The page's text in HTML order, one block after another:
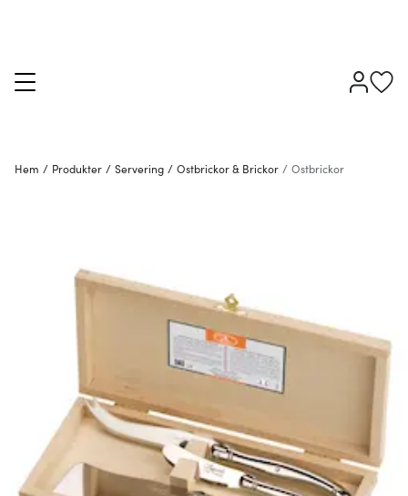
Hem / Produkter / Servering / Ostbrickor & Brickor / Ostbrickor